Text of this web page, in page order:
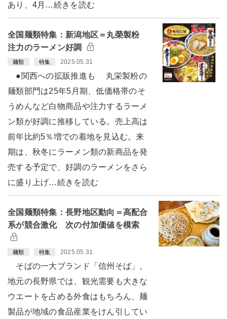
あり、4月…続きを読む
全国麺類特集：新潟地区＝丸榮製粉
注力のラーメン好調
麺類 特集 2025.05.31
●関西への拡販推進も 丸栄製粉の
麺類部門は25年5月期、低価格帯のそ
うめんなど白物商品や注力するラーメ
ン類が好調に推移している。売上高は
前年比約5％増での着地を見込む。来
期は、秋冬にラーメン類の新商品を発
売する予定で、好調のラーメンをさら
に盛り上げ…続きを読む
全国麺類特集：長野地区動向＝高配合
系が競合激化 次の付加価値を模索
麺類 特集 2025.05.31
そばの一大ブランド「信州そば」。
地元の長野県では、観光需要も大きな
ウエートを占める外食はもちろん、麺
製品が地域の食品産業をけん引してい